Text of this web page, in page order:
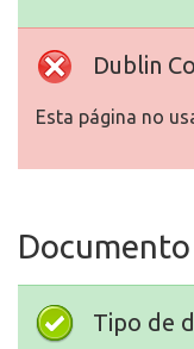
Dublin
Esta página no
Documento
Tipo de